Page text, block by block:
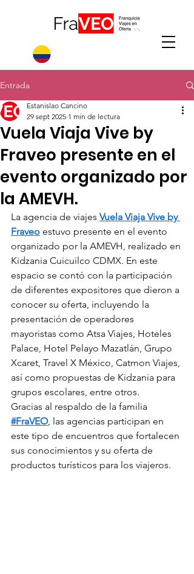
Entrada
Vuela Viaja Vive by
Fraveo presente en el
evento organizado por
la AMEVH.
Estanislao Cancino
29 sept 2025 1 min de lectura
La agencia de viajes Vuela Viaja Vive by
Fraveo estuvo presente en el evento
organizado por la AMEVH, realizado en
Kidzania Cuicuilco CDMX. En este
espacio se contó con la participación
de diferentes expositores que dieron a
conocer su oferta, incluyendo la
presentación de operadores
mayoristas como Atsa Viajes, Hoteles
Palace, Hotel Pelayo Mazatlán, Grupo
Xcaret, Travel X México, Catmon Viajes,
así como propuestas de Kidzania para
grupos escolares, entre otros.
Gracias al respaldo de la familia
#FraVEO, las agencias participan en
este tipo de encuentros que fortalecen
sus conocimientos y su oferta de
productos turísticos para los viajeros.